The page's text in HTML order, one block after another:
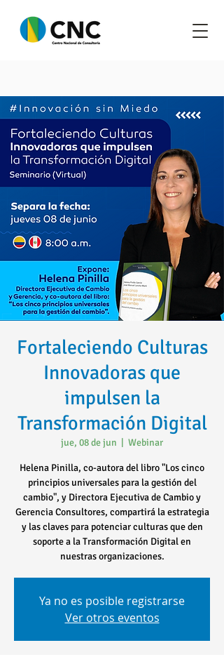
Fortaleciendo Culturas
Innovadoras que
impulsen la
Transformación Digital
jue, 08 de jun Webinar
Helena Pinilla, co-autora del libro "Los cinco
principios universales para la gestión del
cambio", y Directora Ejecutiva de Cambio y
Gerencia Consultores, compartirá la estrategia
y las claves para potenciar culturas que den
soporte a la Transformación Digital en
nuestras organizaciones.
Ya no es posible registrarse
Ver otros eventos